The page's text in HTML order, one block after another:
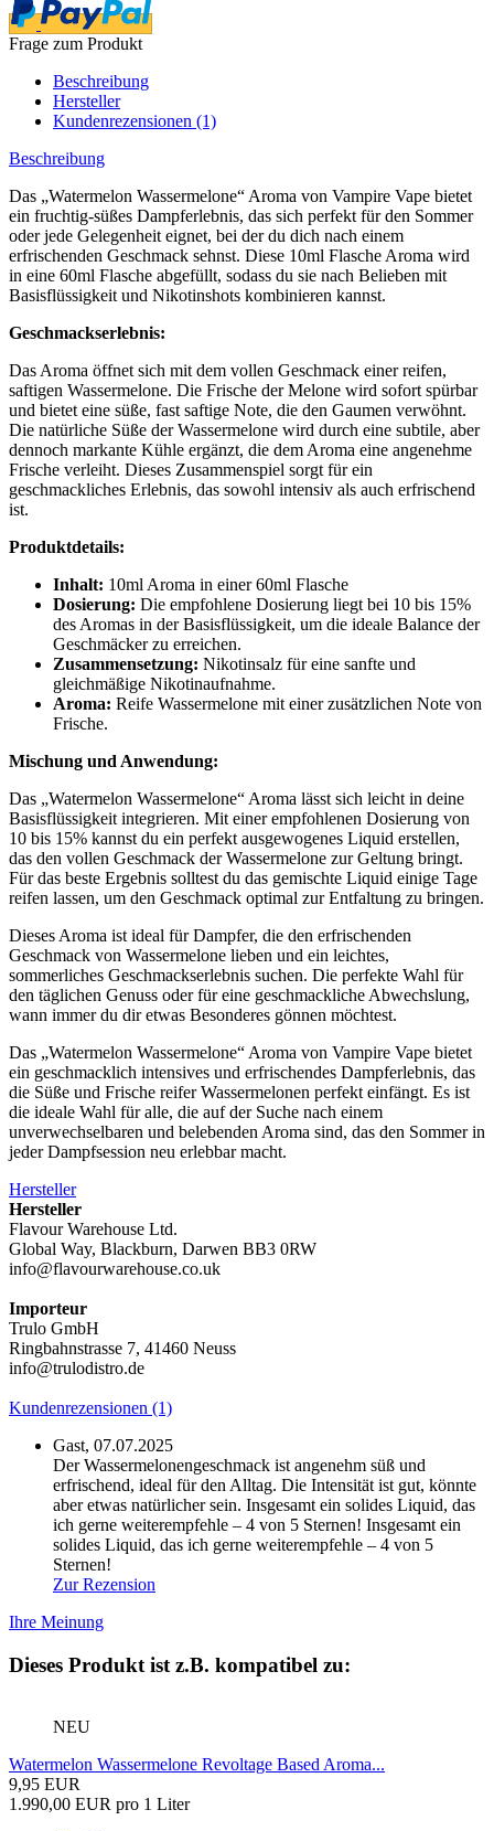
Frage zum Produkt
Beschreibung
Hersteller
Kundenrezensionen (1)
Beschreibung
Das „Watermelon Wassermelone“ Aroma von Vampire Vape bietet
ein fruchtig-süßes Dampferlebnis, das sich perfekt für den Sommer
oder jede Gelegenheit eignet, bei der du dich nach einem
erfrischenden Geschmack sehnst. Diese 10ml Flasche Aroma wird
in eine 60ml Flasche abgefüllt, sodass du sie nach Belieben mit
Basisflüssigkeit und Nikotinshots kombinieren kannst.
Geschmackserlebnis:
Das Aroma öffnet sich mit dem vollen Geschmack einer reifen,
saftigen Wassermelone. Die Frische der Melone wird sofort spürbar
und bietet eine süße, fast saftige Note, die den Gaumen verwöhnt.
Die natürliche Süße der Wassermelone wird durch eine subtile, aber
dennoch markante Kühle ergänzt, die dem Aroma eine angenehme
Frische verleiht. Dieses Zusammenspiel sorgt für ein
geschmackliches Erlebnis, das sowohl intensiv als auch erfrischend
ist.
Produktdetails:
Inhalt: 10ml Aroma in einer 60ml Flasche
Dosierung: Die empfohlene Dosierung liegt bei 10 bis 15%
des Aromas in der Basisflüssigkeit, um die ideale Balance der
Geschmäcker zu erreichen.
Zusammensetzung: Nikotinsalz für eine sanfte und
gleichmäßige Nikotinaufnahme.
Aroma: Reife Wassermelone mit einer zusätzlichen Note von
Frische.
Mischung und Anwendung:
Das „Watermelon Wassermelone“ Aroma lässt sich leicht in deine
Basisflüssigkeit integrieren. Mit einer empfohlenen Dosierung von
10 bis 15% kannst du ein perfekt ausgewogenes Liquid erstellen,
das den vollen Geschmack der Wassermelone zur Geltung bringt.
Für das beste Ergebnis solltest du das gemischte Liquid einige Tage
reifen lassen, um den Geschmack optimal zur Entfaltung zu bringen.
Dieses Aroma ist ideal für Dampfer, die den erfrischenden
Geschmack von Wassermelone lieben und ein leichtes,
sommerliches Geschmackserlebnis suchen. Die perfekte Wahl für
den täglichen Genuss oder für eine geschmackliche Abwechslung,
wann immer du dir etwas Besonderes gönnen möchtest.
Das „Watermelon Wassermelone“ Aroma von Vampire Vape bietet
ein geschmacklich intensives und erfrischendes Dampferlebnis, das
die Süße und Frische reifer Wassermelonen perfekt einfängt. Es ist
die ideale Wahl für alle, die auf der Suche nach einem
unverwechselbaren und belebenden Aroma sind, das den Sommer in
jeder Dampfsession neu erlebbar macht.
Hersteller
Hersteller
Flavour Warehouse Ltd.
Global Way, Blackburn, Darwen BB3 0RW
info@flavourwarehouse.co.uk
Importeur
Trulo GmbH
Ringbahnstrasse 7, 41460 Neuss
info@trulodistro.de
Kundenrezensionen (1)
Gast, 07.07.2025
Der Wassermelonengeschmack ist angenehm süß und
erfrischend, ideal für den Alltag. Die Intensität ist gut, könnte
aber etwas natürlicher sein. Insgesamt ein solides Liquid, das
ich gerne weiterempfehle – 4 von 5 Sternen! Insgesamt ein
solides Liquid, das ich gerne weiterempfehle – 4 von 5
Sternen!
Zur Rezension
Ihre Meinung
Dieses Produkt ist z.B. kompatibel zu:
NEU
Watermelon Wassermelone Revoltage Based Aroma...
9,95 EUR
1.990,00 EUR pro 1 Liter